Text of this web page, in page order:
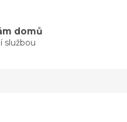
domů
službou